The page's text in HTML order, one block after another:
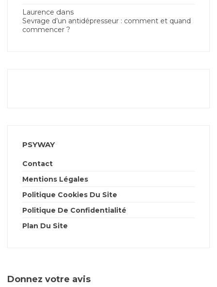
Laurence dans
Sevrage d’un antidépresseur : comment et quand
commencer ?
PSYWAY
Contact
Mentions Légales
Politique Cookies Du Site
Politique De Confidentialité
Plan Du Site
Donnez votre avis